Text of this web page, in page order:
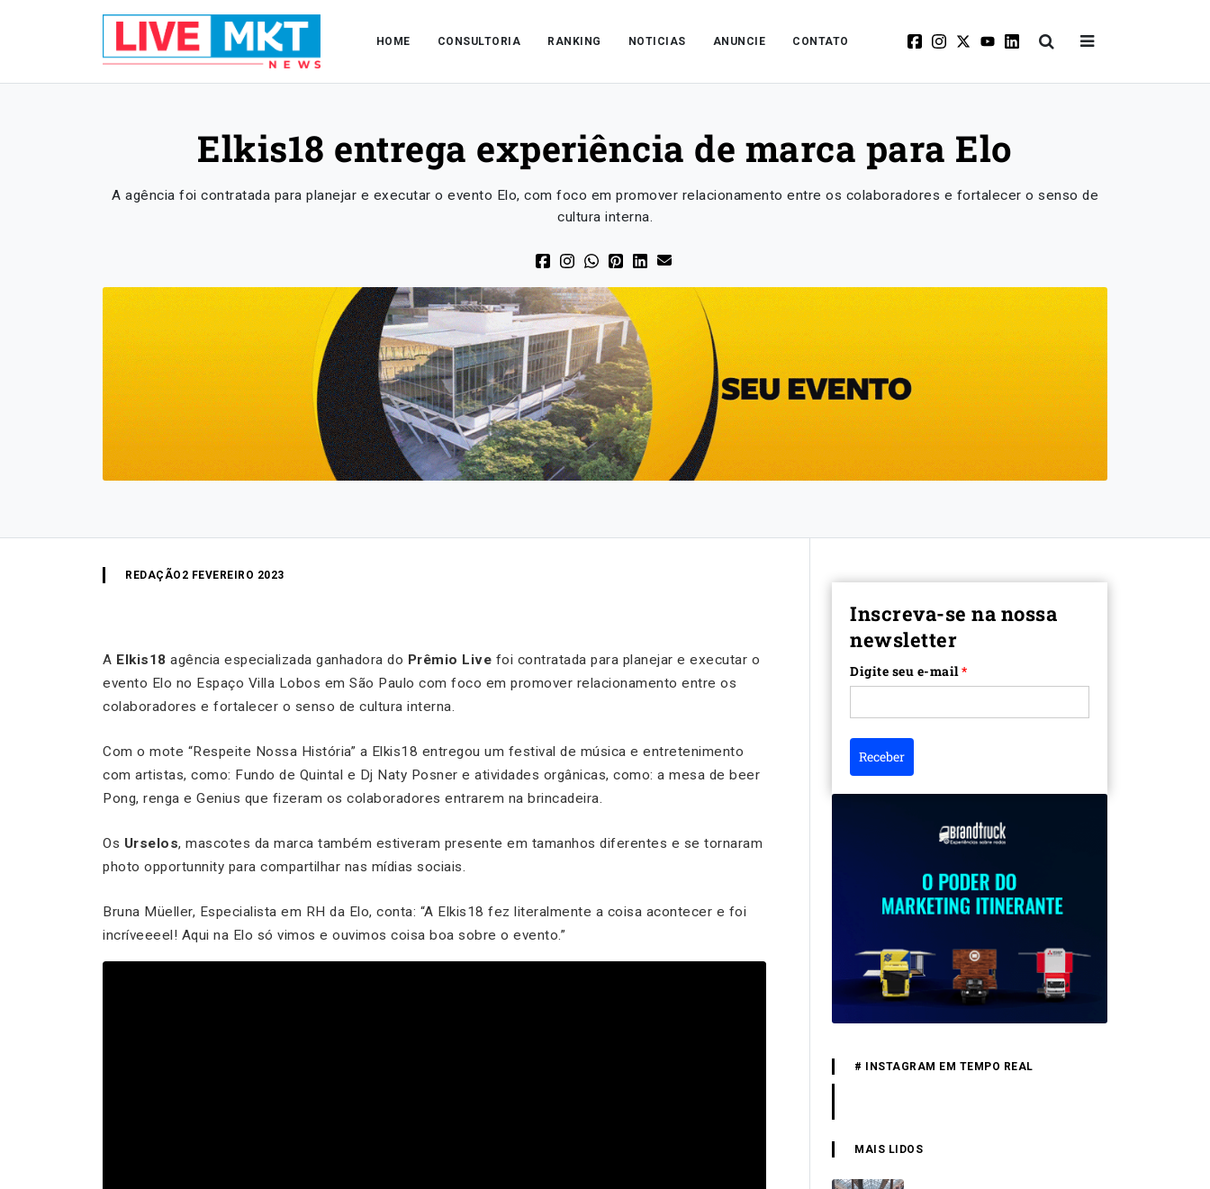
HOME CONSULTORIA RANKING NOTICIAS ANUNCIE CONTATO
Elkis18 entrega experiência de marca para Elo
A agência foi contratada para planejar e executar o evento Elo, com foco em promover relacionamento entre os colaboradores e fortalecer o senso de
cultura interna.
REDAÇÃO 2 FEVEREIRO 2023
A Elkis18 agência especializada ganhadora do Prêmio Live foi contratada para planejar e executar o
evento Elo no Espaço Villa Lobos em São Paulo com foco em promover relacionamento entre os
colaboradores e fortalecer o senso de cultura interna.
Com o mote “Respeite Nossa História” a Elkis18 entregou um festival de música e entretenimento
com artistas, como: Fundo de Quintal e Dj Naty Posner e atividades orgânicas, como: a mesa de beer
Pong, renga e Genius que fizeram os colaboradores entrarem na brincadeira.
Os Urselos, mascotes da marca também estiveram presente em tamanhos diferentes e se tornaram
photo opportunnity para compartilhar nas mídias sociais.
Bruna Müeller, Especialista em RH da Elo, conta: “A Elkis18 fez literalmente a coisa acontecer e foi
incríveeeel! Aqui na Elo só vimos e ouvimos coisa boa sobre o evento.”
Inscreva-se na nossa
newsletter
Digite seu e-mail*
Receber
# INSTAGRAM EM TEMPO REAL
MAIS LIDOS